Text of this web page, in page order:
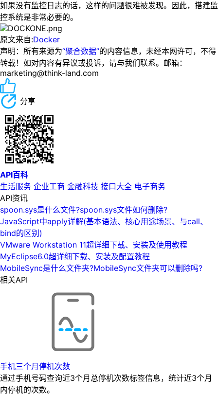
如果没有监控日志的话，这样的问题很难被发现。因此，搭建监
控系统是非常必要的。
原文来自:Docker
声明：所有来源为“聚合数据”的内容信息，未经本网许可，不得
转载！如对内容有异议或投诉，请与我们联系。邮箱：
marketing@think-land.com
分享
API百科
生活服务 企业工商 金融科技 接口大全 电子商务
API资讯
spoon.sys是什么文件?spoon.sys文件如何删除?
JavaScript中apply详解(基本语法、核心用途场景、与call、
bind的区别)
VMware Workstation 11超详细下载、安装及使用教程
MyEclipse6.0超详细下载、安装及配置教程
MobileSync是什么文件夹?MobileSync文件夹可以删除吗?
相关API
手机三个月停机次数
通过手机号码查询近3个月总停机次数标签信息，统计近3个月
内停机的次数。